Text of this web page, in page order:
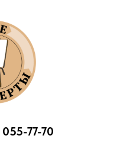
77-70